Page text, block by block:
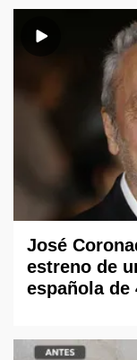
José
estreno de
española